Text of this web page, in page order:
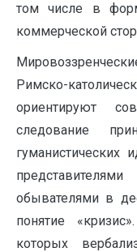
том числе в
коммерческой
Римско-
ориентируют
следование
гуманистических
обывателями в
понятие
которых